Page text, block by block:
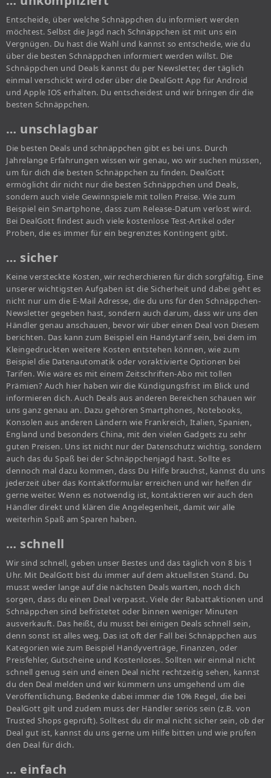
Entscheide, über welche Schnäppchen du informiert werden
möchtest. Selbst die Jagd nach Schnäppchen ist mit uns ein
Vergnügen. Du hast die Wahl und kannst so entscheide, wie du
über die besten Schnäppchen informiert werden willst. Die
Schnäppchen und Deals kannst du per Newsletter, der täglich
einmal verschickt wird oder über die DealGott App für Android
und Apple IOS erhalten. Du entscheidest und wir bringen dir die
besten Schnäppchen.
… unschlagbar
Die besten Deals und schnäppchen gibt es bei uns. Durch
Jahrelange Erfahrungen wissen wir genau, wo wir suchen müssen,
um für dich die besten Schnäppchen zu finden. DealGott
ermöglicht dir nicht nur die besten Schnäppchen und Deals,
sondern auch viele Gewinnspiele mit tollen Preise. Wie zum
Beispiel ein Smartphone, dass zum Release-Datum verlost wird.
Bei DealGott findest auch viele kostenlose Test-Artikel oder
Proben, die es immer für ein begrenztes Kontingent gibt.
… sicher
Keine versteckte Kosten, wir recherchieren für dich sorgfältig. Eine
unserer wichtigsten Aufgaben ist die Sicherheit und dabei geht es
nicht nur um die E-Mail Adresse, die du uns für den Schnäppchen-
Newsletter gegeben hast, sondern auch darum, dass wir uns den
Händler genau anschauen, bevor wir über einen Deal von Diesem
berichten. Das kann zum Beispiel ein Handytarif sein, bei dem im
Kleingedruckten weitere Kosten entstehen können, wie zum
Beispiel die Datenautomatik oder voraktivierte Optionen bei
Tarifen. Wie wäre es mit einem Zeitschriften-Abo mit tollen
Prämien? Auch hier haben wir die Kündigungsfrist im Blick und
informieren dich. Auch Deals aus anderen Bereichen schauen wir
uns ganz genau an. Dazu gehören Smartphones, Notebooks,
Konsolen aus anderen Ländern wie Frankreich, Italien, Spanien,
England und besonders China, mit den vielen Gadgets zu sehr
guten Preisen. Uns ist nicht nur der Datenschutz wichtig, sondern
auch das du Spaß bei der Schnäppchenjagd hast. Sollte es
dennoch mal dazu kommen, dass Du Hilfe brauchst, kannst du uns
jederzeit über das Kontaktformular erreichen und wir helfen dir
gerne weiter. Wenn es notwendig ist, kontaktieren wir auch den
Händler direkt und klären die Angelegenheit, damit wir alle
weiterhin Spaß am Sparen haben.
… schnell
Wir sind schnell, geben unser Bestes und das täglich von 8 bis 1
Uhr. Mit DealGott bist du immer auf dem aktuellsten Stand. Du
musst weder lange auf die nächsten Deals warten, noch dich
sorgen, dass du einen Deal verpasst. Viele der Rabattaktionen und
Schnäppchen sind befristetet oder binnen weniger Minuten
ausverkauft. Das heißt, du musst bei einigen Deals schnell sein,
denn sonst ist alles weg. Das ist oft der Fall bei Schnäppchen aus
Kategorien wie zum Beispiel Handyverträge, Finanzen, oder
Preisfehler, Gutscheine und Kostenloses. Sollten wir einmal nicht
schnell genug sein und einen Deal nicht rechtzeitig sehen, kannst
du den Deal melden und wir kümmern uns umgehend um die
Veröffentlichung. Bedenke dabei immer die 10% Regel, die bei
DealGott gilt und zudem muss der Händler seriös sein (z.B. von
Trusted Shops geprüft). Solltest du dir mal nicht sicher sein, ob der
Deal gut ist, kannst du uns gerne um Hilfe bitten und wie prüfen
den Deal für dich.
… einfach